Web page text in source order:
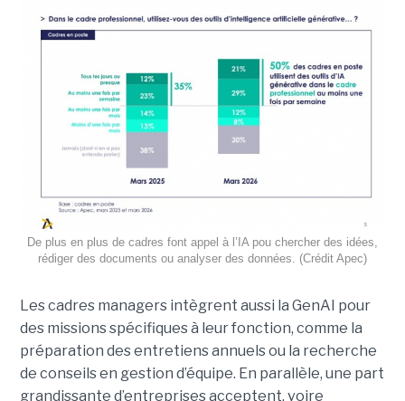
De plus en plus de cadres font appel à l’IA pou chercher des idées,
rédiger des documents ou analyser des données. (Crédit Apec)
Les cadres managers intègrent aussi la GenAI pour
des missions spécifiques à leur fonction, comme la
préparation des entretiens annuels ou la recherche
de conseils en gestion d’équipe. En parallèle, une part
grandissante d’entreprises acceptent, voire